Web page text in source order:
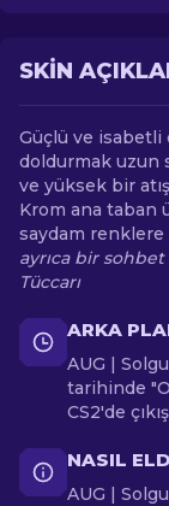
SKIN
Güçlü ve isabetli
doldurmak uzun
ve yüksek bir
Krom ana taban
saydam renklere
ayrıca bir
Tüccarı
ARKA
AUG |
tarihinde
CS2'de
NASIL
AUG |